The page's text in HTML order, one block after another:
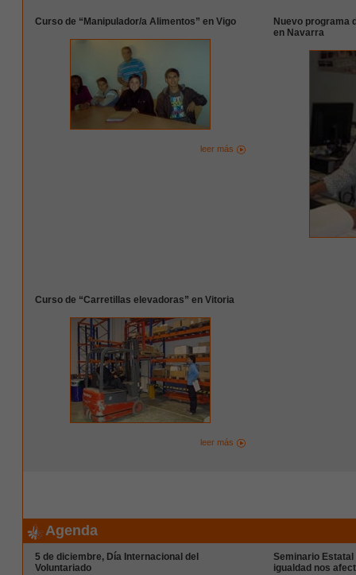
Curso de “Manipulador/a Alimentos” en Vigo
leer más
Nuevo programa
en Navarra
Curso de “Carretillas elevadoras” en Vitoria
leer más
Agenda
5 de diciembre, Día Internacional del
Voluntariado
Seminario
igualdad nos